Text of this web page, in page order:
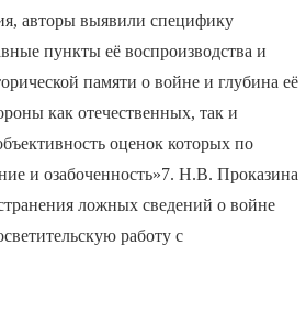
авторы выявили специфику
пункты её воспроизводства и
памяти о войне и глубина её
как отечественных, так и
оценок которых по
и озабоченность»7. Н.В. Проказина
ложных сведений о войне
работу с